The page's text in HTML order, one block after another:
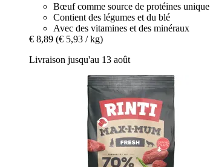
Bœuf comme source de protéines unique
Contient des légumes et du blé
Avec des vitamines et des minéraux
€ 8,89 (€ 5,93 / kg)
Livraison jusqu'au 13 août